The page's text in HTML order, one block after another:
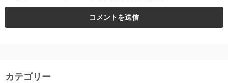
カテゴリー